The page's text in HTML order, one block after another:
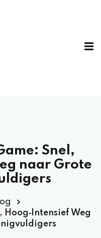
Snel,
naar Grote
Hoog‑Intensief Weg
Lost your password?